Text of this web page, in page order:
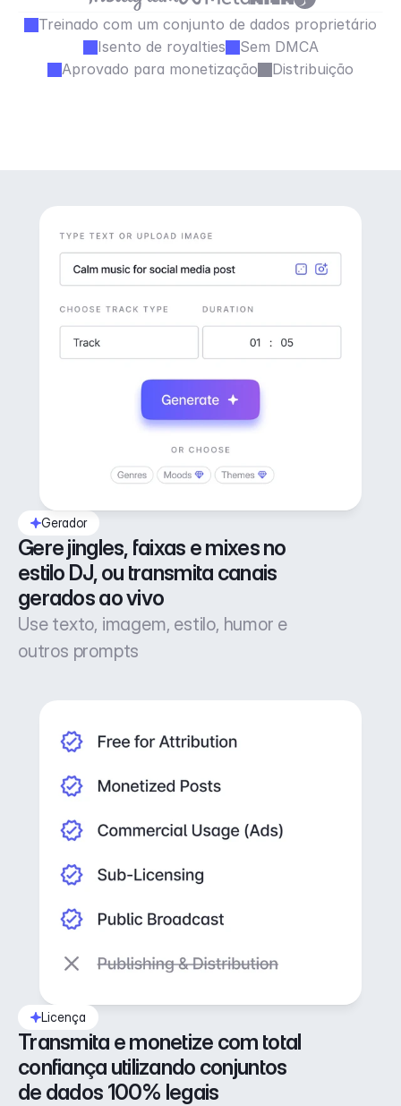
Treinado com um conjunto de dados proprietário
Isento de royalties
Sem DMCA
Aprovado para monetização
Distribuição
Gerador
Gere jingles, faixas e mixes no
estilo DJ, ou transmita canais
gerados ao vivo
Use texto, imagem, estilo, humor e
outros prompts
Licença
Transmita e monetize com total
confiança utilizando conjuntos
de dados 100% legais